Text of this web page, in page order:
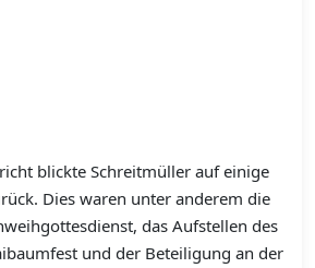
blickte Schreitmüller auf einige
Dies waren unter anderem die
das Aufstellen des
und der Beteiligung an der